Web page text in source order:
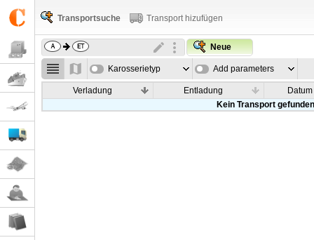
Transportsuche Transport hizufügen
Neue
Karosserietyp Add parameters
Verladung Entladung
Datum
Kein Transport